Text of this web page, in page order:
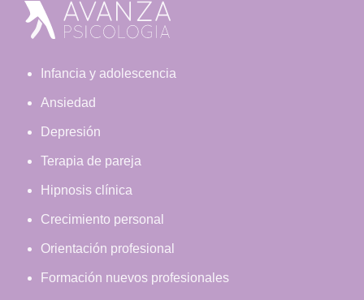
Footer
Infancia y adolescencia
Ansiedad
Depresión
Terapia de pareja
Hipnosis clínica
Crecimiento personal
Orientación profesional
Formación nuevos profesionales